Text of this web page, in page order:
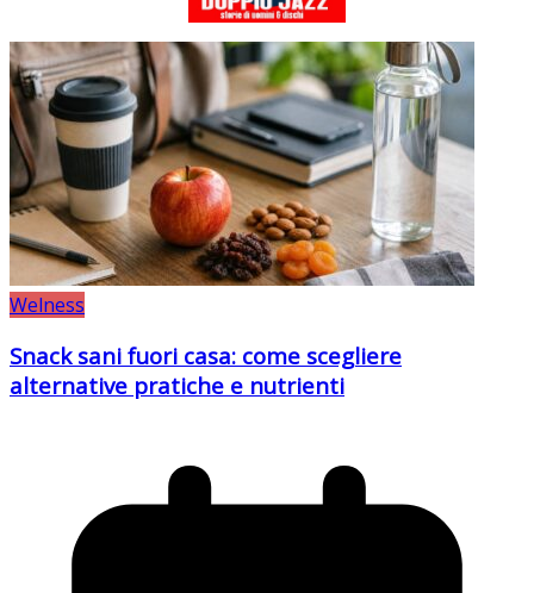
Welness
Snack sani fuori casa: come scegliere
alternative pratiche e nutrienti